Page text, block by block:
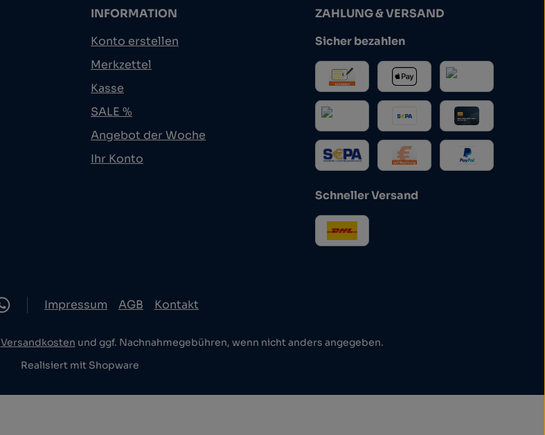
INFORMATION
Konto erstellen
Merkzettel
Kasse
SALE %
Angebot der Woche
Ihr Konto
ZAHLUNG & VERSAND
Sicher bezahlen
Schneller Versand
Impressum AGB Kontakt
Versandkosten und ggf. Nachnahmegebühren, wenn nicht anders angegeben.
Realisiert mit Shopware